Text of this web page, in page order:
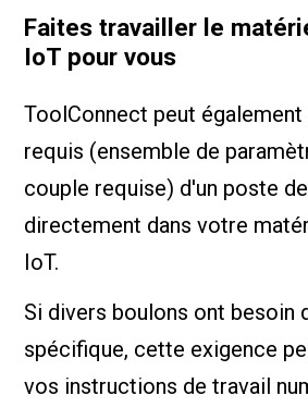
Faites travailler le
IoT pour vous
ToolConnect peut
requis (ensemble de
couple requise) d'un poste
directement dans votre
IoT.
Si divers boulons ont besoin
spécifique, cette exigence
vos instructions de travail